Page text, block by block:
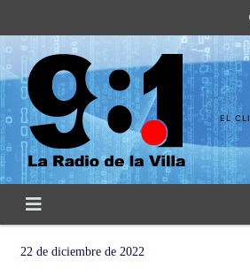
EL
22 de diciembre de 2022